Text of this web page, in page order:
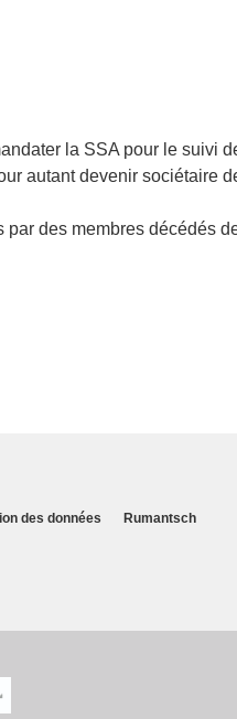
la SSA pour le suivi
autant devenir sociétaire
des membres décédés
des données Rumantsch